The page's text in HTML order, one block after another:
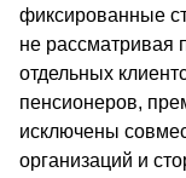
фиксированные
не
отдельных
пенсионеров,
исключены
организаций и